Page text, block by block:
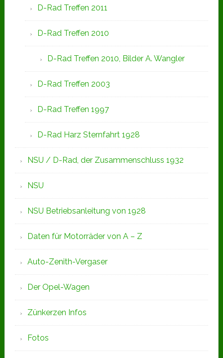
D-Rad Treffen 2011
D-Rad Treffen 2010
D-Rad Treffen 2010, Bilder A. Wangler
D-Rad Treffen 2003
D-Rad Treffen 1997
D-Rad Harz Sternfahrt 1928
NSU / D-Rad, der Zusammenschluss 1932
NSU
NSU Betriebsanleitung von 1928
Daten für Motorräder von A – Z
Auto-Zenith-Vergaser
Der Opel-Wagen
Zünkerzen Infos
Fotos